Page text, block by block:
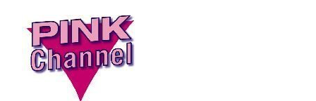
content